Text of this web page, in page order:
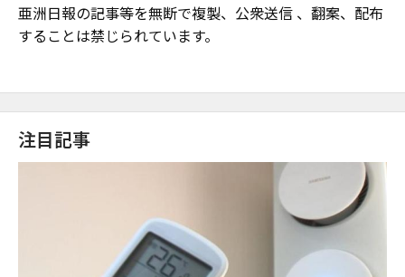
亜洲日報の記事等を無断で複製、公衆送信 、翻案、配布
することは禁じられています。
注目記事